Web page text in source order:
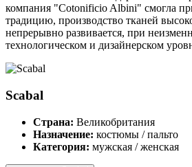
компания "Cotonificio Albini" смогла
традицию, производство тканей
непрерывно развивается, при
технологическом и дизайнерском
Scabal
Страна: Великобритания
Назначение: костюмы / пальто
Категория: мужская / женская